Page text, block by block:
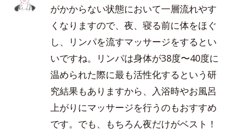
がかからない状態において一層流れやす
くなりますので、夜、寝る前に体をほぐ
し、リンパを流すマッサージをするとい
いですね。リンパは身体が38度〜40度に
温められた際に最も活性化するという研
究結果もありますから、入浴時やお風呂
上がりにマッサージを行うのもおすすめ
です。でも、もちろん夜だけがベスト！